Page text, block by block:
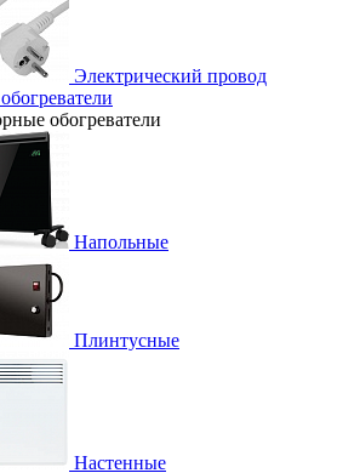
Электрический провод
обогреватели
Напольные
Плинтусные
Настенные